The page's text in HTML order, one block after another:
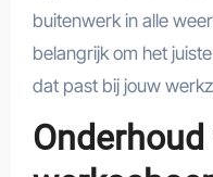
buitenwerk in alle
belangrijk om het
dat past bij jouw
Onderhoud